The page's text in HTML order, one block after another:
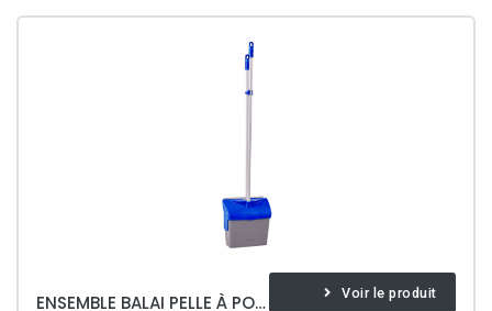
ENSEMBLE BALAI PELLE À POUSSIÈRE-FERMÉ Voir le produit